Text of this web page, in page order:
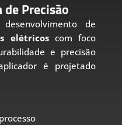
Precisão
de
elétricoscom foco
e precisão
é projetado